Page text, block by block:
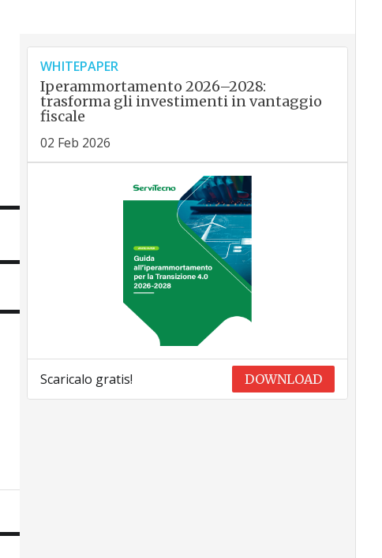
WHITEPAPER
Iperammortamento 2026–2028:
trasforma gli investimenti in vantaggio
fiscale
02 Feb 2026
Scaricalo gratis! DOWNLOAD